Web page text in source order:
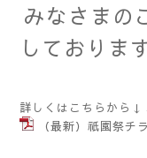
みなさまの
しております
詳しくはこちらから
（最新）祇園祭チ